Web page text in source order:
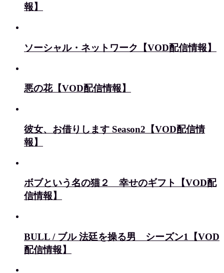
報】
ソーシャル・ネットワーク【VOD配信情報】
悪の花【VOD配信情報】
彼女、お借りします Season2【VOD配信情
報】
ボブという名の猫２ 幸せのギフト【VOD配
信情報】
BULL / ブル 法廷を操る男 シーズン1【VOD
配信情報】